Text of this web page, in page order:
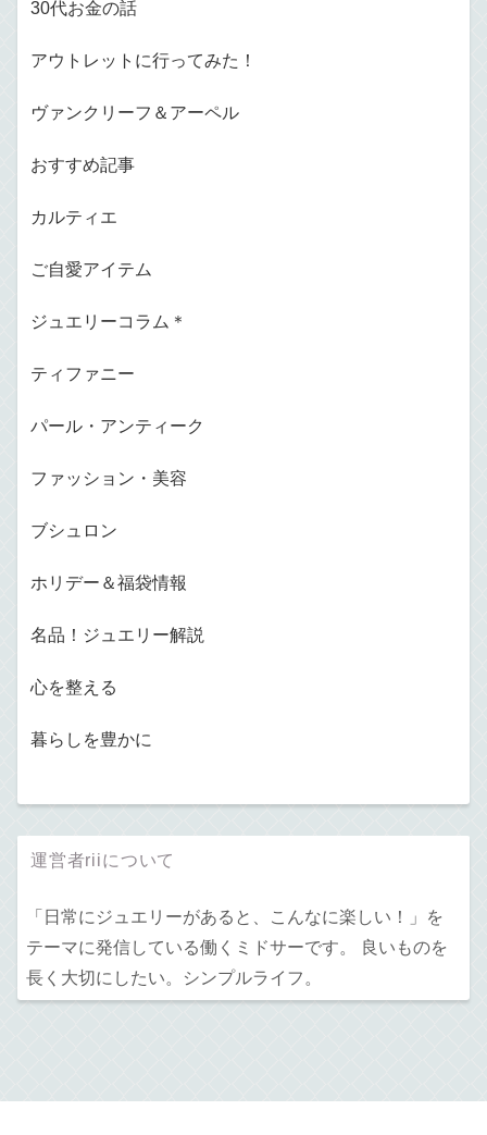
30代お金の話
アウトレットに行ってみた！
ヴァンクリーフ＆アーペル
おすすめ記事
カルティエ
ご自愛アイテム
ジュエリーコラム＊
ティファニー
パール・アンティーク
ファッション・美容
ブシュロン
ホリデー＆福袋情報
名品！ジュエリー解説
心を整える
暮らしを豊かに
運営者riiについて
「日常にジュエリーがあると、こんなに楽しい！」を
テーマに発信している働くミドサーです。 良いものを
長く大切にしたい。シンプルライフ。